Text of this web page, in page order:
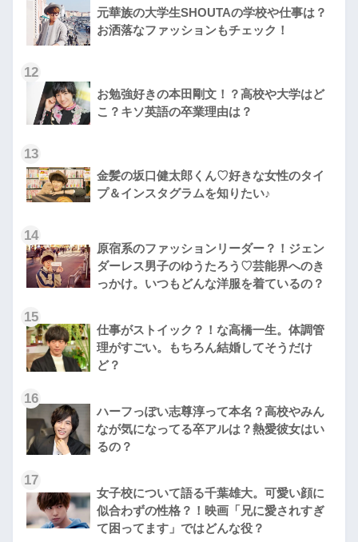
元華族の大学生SHOUTAの学校や仕事は？
お洒落なファッションもチェック！
12
お勉強好きの本田剛文！？高校や大学はど
こ？キソ英語の卒業理由は？
13
金髪の坂口健太郎くん♡好きな女性のタイ
プ＆インスタグラムを知りたい♪
14
原宿系のファッションリーダー？！ジェン
ダーレス男子のゆうたろう♡芸能界へのき
っかけ。いつもどんな洋服を着ているの？
15
仕事がストイック？！な高橋一生。体調管
理がすごい。もちろん結婚してそうだけ
ど？
16
ハーフっぽい志尊淳って本名？高校やみん
なが気になってる卒アルは？熱愛彼女はい
るの？
17
女子校について語る千葉雄大。可愛い顔に
似合わずの性格？！映画「兄に愛されすぎ
て困ってます」ではどんな役？